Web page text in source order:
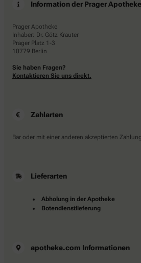
Information der Prager Apotheke
Prager Apotheke
Inhaber: Dr. Götz Krauter
Prager Platz 1-3
10779 Berlin
Sie haben Fragen?
Kontaktieren Sie uns direkt.
Zahlarten
Bar oder mit einer anderen akzeptierten
Lieferarten
Abholung in der Apotheke
Botendienstlieferung
apotheke.com Informationen